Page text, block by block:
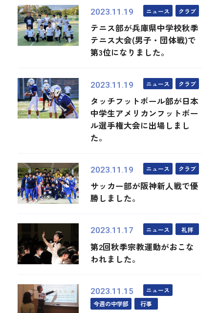
2023.11.19 ニュース クラブ
テニス部が兵庫県中学校秋季
テニス大会(男子・団体戦)で
第3位になりました。
2023.11.19 ニュース クラブ
タッチフットボール部が日本
中学生アメリカンフットボー
ル選手権大会に出場しまし
た。
2023.11.19 ニュース クラブ
サッカー部が阪神新人戦で優
勝しました。
2023.11.17 ニュース 礼拝
第2回秋季宗教運動がおこな
われました。
2023.11.15
ニュース
今週の中学部
行事